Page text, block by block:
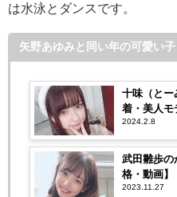
は水泳とダンスです。
矢野あゆみと同い年の可愛い子
十味（とー
着・美人モ
2024.2.8
武田雛歩の
格・動画】
2023.11.27